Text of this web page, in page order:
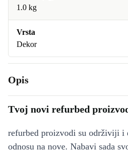
1.0 kg
Vrsta
Dekor
Opis
Tvoj novi refurbed
refurbed proizvodi su održiviji
odnosu na nove. Nabavi sada